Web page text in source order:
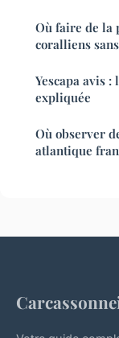
Où faire de la
coralliens
Yescapa avis
expliquée
Où observer
atlantique